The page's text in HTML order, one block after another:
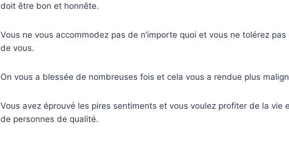
doit être bon et honnête.
Vous ne vous accommodez pas de n’importe quoi et vous ne tolérez pas
de vous.
On vous a blessée de nombreuses fois et cela vous a rendue plus
Vous avez éprouvé les pires sentiments et vous voulez profiter de la vie
de personnes de qualité.